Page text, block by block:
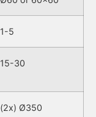
1-5
15-30
(2x) Ø350